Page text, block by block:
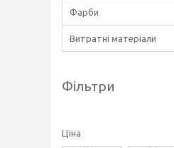
Фарби
Витратні матеріали
Фільтри
Ціна